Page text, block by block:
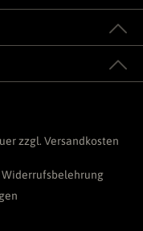
zzgl. Versandkosten
Widerrufsbelehrung